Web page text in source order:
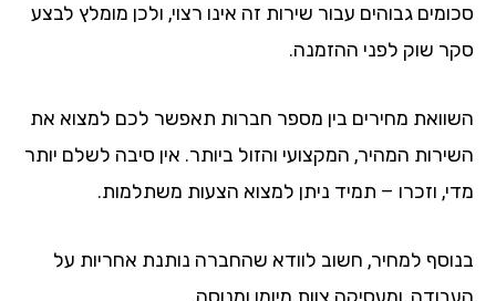
גבוהים עבור שירות זה אינו רצוי, ולכן מומלץ לבצע
שוק לפני ההזמנה.
מחירים בין מספר חברות תאפשר לכם למצוא את
המהיר, המקצועי והזול ביותר. אין סיבה לשלם יותר
וזכרו – תמיד ניתן למצוא הצעות משתלמות.
למחיר, חשוב לוודא שהחברה נותנת אחריות על
ומעסיקה צוות מיומן ומנוסה.